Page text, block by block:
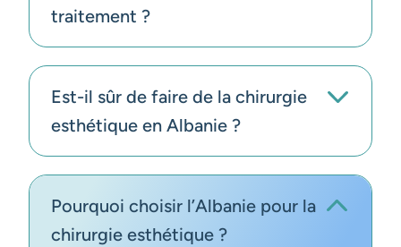
traitement ?
Est-il sûr de faire de la chirurgie
esthétique en Albanie ?
Pourquoi choisir l’Albanie pour la
chirurgie esthétique ?